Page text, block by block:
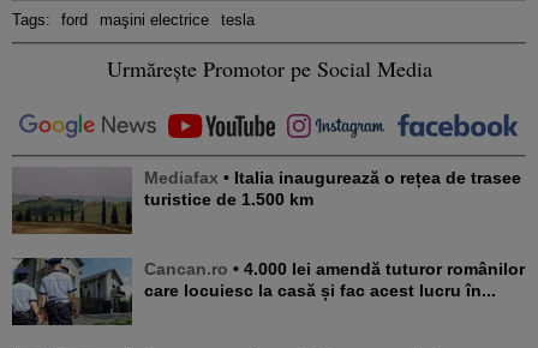
Tags: ford maşini electrice tesla
Urmărește Promotor pe Social Media
Mediafax • Italia inaugurează o rețea de trasee
turistice de 1.500 km
Cancan.ro • 4.000 lei amendă tuturor românilor
care locuiesc la casă și fac acest lucru în...